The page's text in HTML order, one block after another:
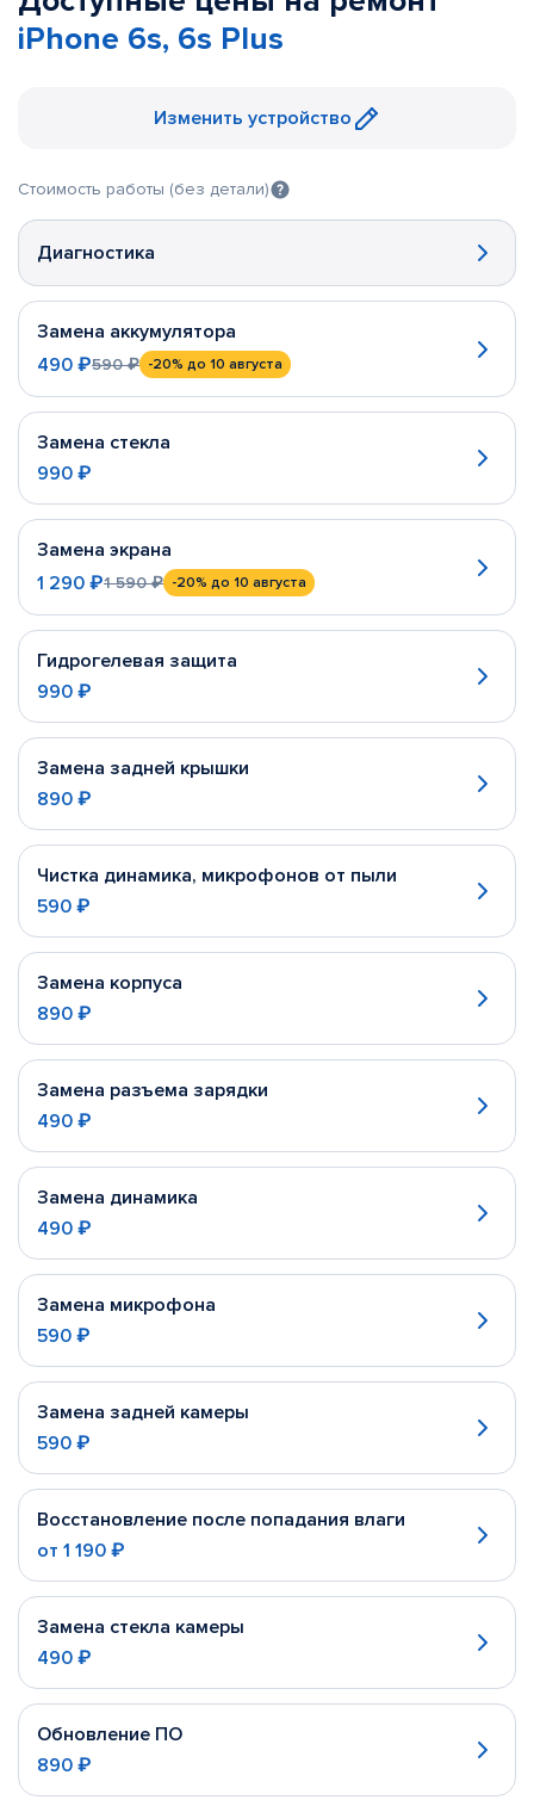
iPhone 6s, 6s Plus
Изменить устройство
Стоимость работы (без детали)
Диагностика
Замена аккумулятора
490 ₽590 ₽ -20% до 10 августа
Замена стекла
990 ₽
Замена экрана
1 290 ₽1 590 ₽ -20% до 10 августа
Гидрогелевая защита
990 ₽
Замена задней крышки
890 ₽
Чистка динамика, микрофонов от пыли
590 ₽
Замена корпуса
890 ₽
Замена разъема зарядки
490 ₽
Замена динамика
490 ₽
Замена микрофона
590 ₽
Замена задней камеры
590 ₽
Восстановление после попадания влаги
от 1 190 ₽
Замена стекла камеры
490 ₽
Обновление ПО
890 ₽